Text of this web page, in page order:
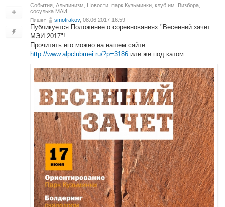
События Альпинизм Новости парк Кузьминки, клуб им. Визбора,
сосулька МАИ
Пишет smotrakov, 08.06.2017 16:59
Публикуется Положение о соревнованиях "Весенний зачет
МЭИ 2017"!
Прочитать его можно на нашем сайте
http://www.alpclubmei.ru/?p=3186 или же под катом.